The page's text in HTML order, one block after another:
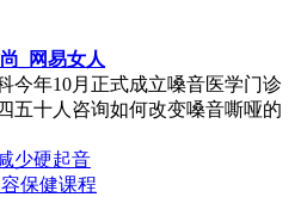
_网易女人
今年10月正式成立嗓音医学门诊
五十人咨询如何改变嗓音嘶哑的
少硬起音
保健课程